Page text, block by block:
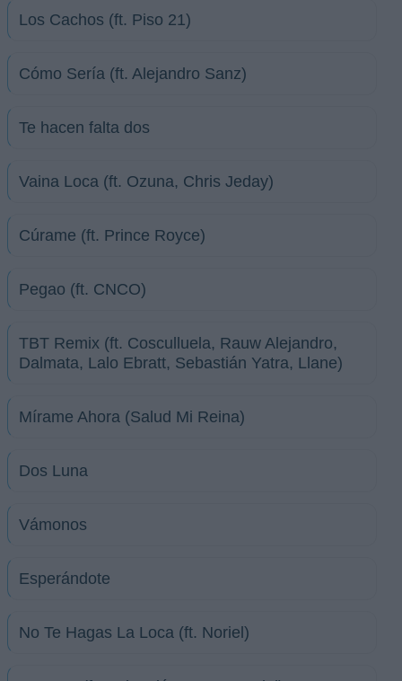
Los Cachos (ft. Piso 21)
Cómo Sería (ft. Alejandro Sanz)
Te hacen falta dos
Vaina Loca (ft. Ozuna, Chris Jeday)
Cúrame (ft. Prince Royce)
Pegao (ft. CNCO)
TBT Remix (ft. Cosculluela, Rauw Alejandro,
Dalmata, Lalo Ebratt, Sebastián Yatra, Llane)
Mírame Ahora (Salud Mi Reina)
Dos Luna
Vámonos
Esperándote
No Te Hagas La Loca (ft. Noriel)